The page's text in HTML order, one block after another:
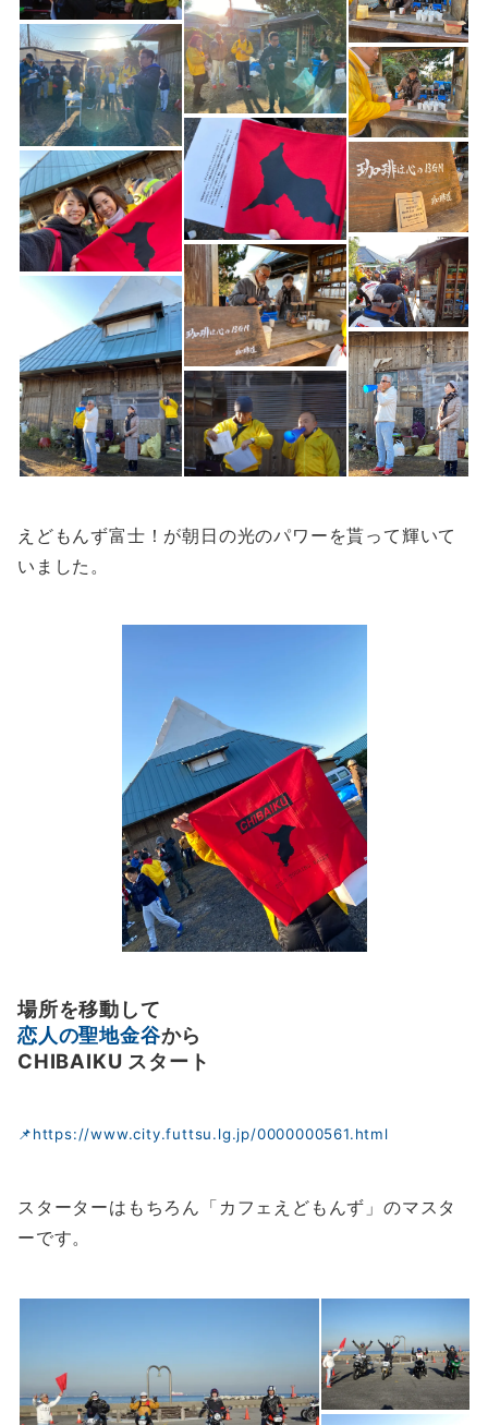
えどもんず富士！が朝日の光のパワーを貰って輝いて
いました。
場所を移動して
恋人の聖地金谷から
CHIBAIKU スタート
📌https://www.city.futtsu.lg.jp/0000000561.html
スターターはもちろん「カフェえどもんず」のマスタ
ーです。